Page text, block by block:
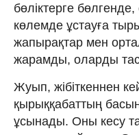
бөліктерге
көлемде ұстауға
жапырақтар мен
жарамды, оларды
Жуып, жібіткеннен
қырыққабаттың
ұсынады. Оны кесу